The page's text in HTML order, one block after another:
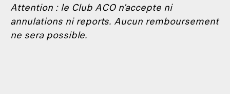
Attention : le Club ACO n'accepte ni
annulations ni reports. Aucun remboursement
ne sera possible.